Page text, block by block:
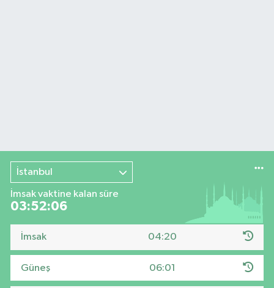
İstanbul
İmsak vaktine kalan süre
03:52:05
İmsak 04:20
Güneş 06:01